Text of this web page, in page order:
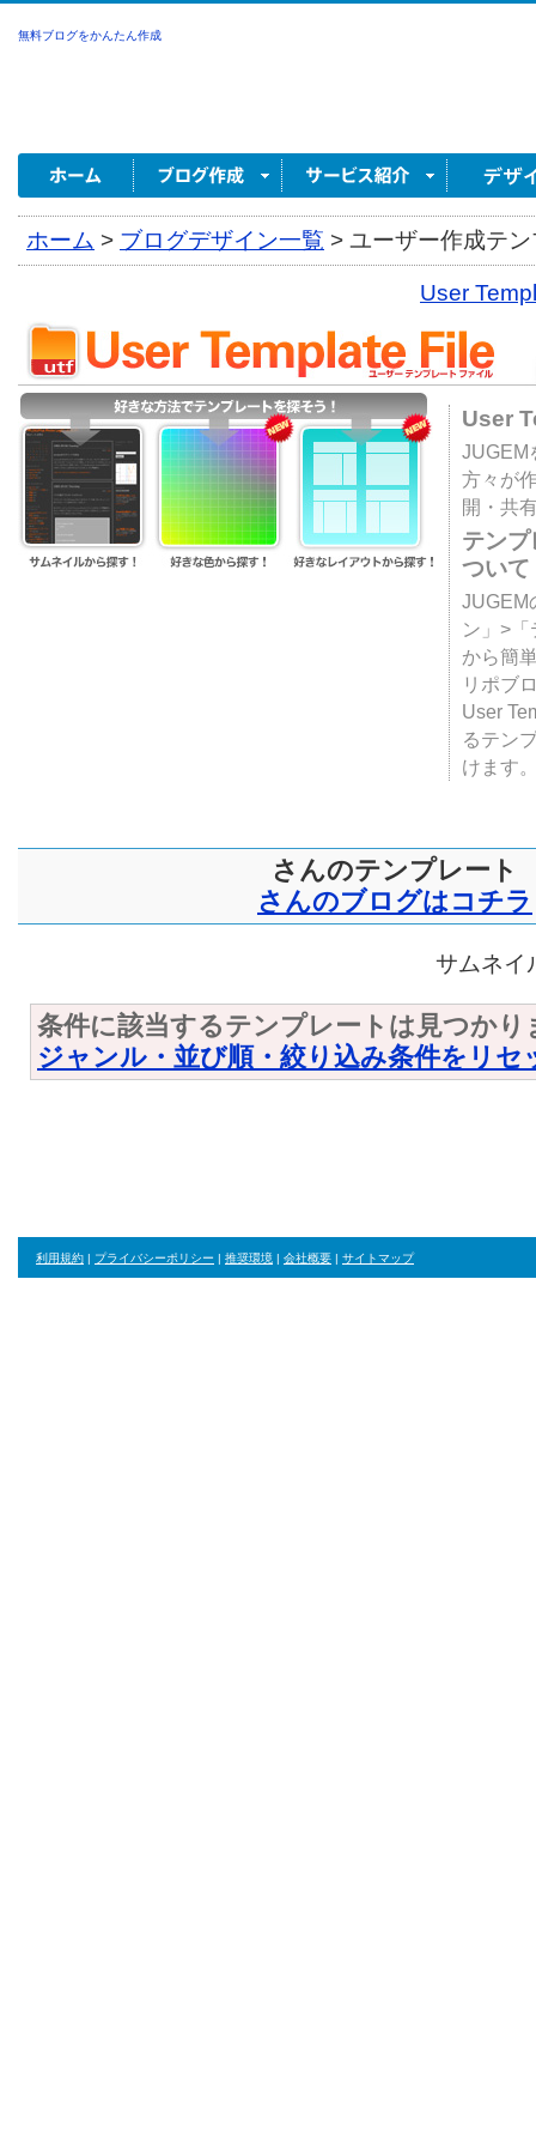
無料ブログをかんたん作成
ホーム > ブログデザイン一覧 > ユーザー作成テ
User
User
JUGEM
方々が
開・共
テン
ついて
JUGEM
ン」>
から簡
リポブ
User
るテン
けます
さんのテンプレート
さんのブログはコチラ
サムネイ
条件に該当するテンプレートは見つかり
ジャンル・並び順・絞り込み条件をリセ
利用規約 | プライバシーポリシー | 推奨環境 | 会社概要 | サイトマップ